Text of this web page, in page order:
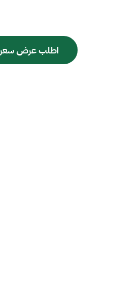
اطلب عرض سعر